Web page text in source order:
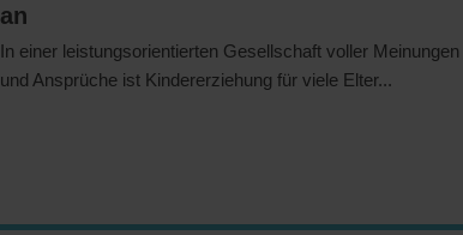
an
In einer leistungsorientierten Gesellschaft voller Meinungen
und Ansprüche ist Kindererziehung für viele Elter...